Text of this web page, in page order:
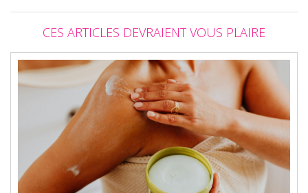
CES ARTICLES DEVRAIENT VOUS PLAIRE